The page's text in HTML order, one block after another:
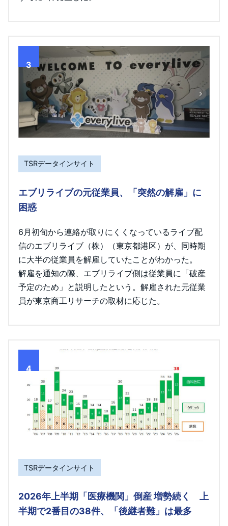
3
TSRデータインサイト
エブリライブの元従業員、「突然の解雇」に
困惑
6月初旬から連絡が取りにくくなっているライブ配
信のエブリライブ（株）（東京都港区）が、同時期
に大半の従業員を解雇していたことがわかった。
解雇を通知の際、エブリライブ側は従業員に「破産
予定のため」と説明したという。解雇された元従業
員が東京商工リサーチの取材に応じた。
4
TSRデータインサイト
2026年上半期「医療機関」倒産 増勢続く 上
半期で2番目の38件、「後継者難」は最多